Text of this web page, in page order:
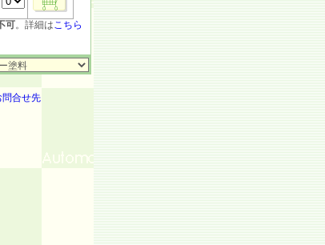
可。詳細はこちら
問合せ先